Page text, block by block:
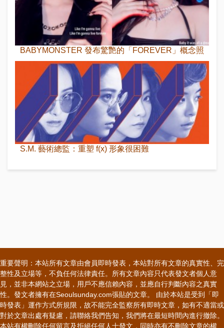
BABYMONSTER 發布驚艷的「FOREVER」概念照
S.M. 藝術總監：重塑 f(x) 形象很困難
重要聲明：本站所有文章由會員即時發表，本站對所有文章的真實性、完
整性及立場等，不負任何法律責任。所有文章內容只代表發文者個人意
見，並非本網站之立場，用戶不應信賴內容，並應自行判斷內容之真實
性。發文者擁有在Seoulsunday.com張貼的文章。 由於本站是受到「即
時發表」運作方式所規限，故不能完全監察所有即時文章，如有不適當或
對於文章出處有疑慮，請聯絡我們告知，我們將在最短時間內進行撤除。
本站有權刪除任何留言及拒絕任何人士發文，同時亦有不刪除文章的權